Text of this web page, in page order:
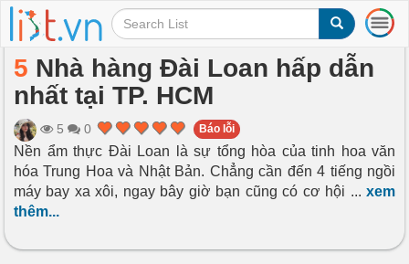
T
o
g
g
i
5 Nhà hàng Đài Loan hấp dẫn
nhất tại TP. HCM
5 0 Báo lỗi
Nền ẩm thực Đài Loan là sự tổng hòa của tinh hoa văn
hóa Trung Hoa và Nhật Bản. Chẳng cần đến 4 tiếng ngồi
máy bay xa xôi, ngay bây giờ bạn cũng có cơ hội ...xem
thêm...